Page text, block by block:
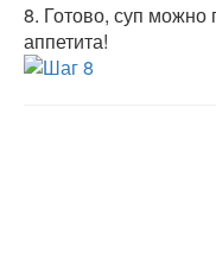
8. Готово, суп можно
аппетита!